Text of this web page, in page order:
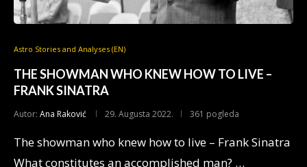
Astro Stories and Analyses (EN)
THE SHOWMAN WHO KNEW HOW TO LIVE –
FRANK SINATRA
Autor: Ana Raković 29. Augusta 2022. 361 pogleda
The showman who knew how to live – Frank Sinatra
What constitutes an accomplished man? …